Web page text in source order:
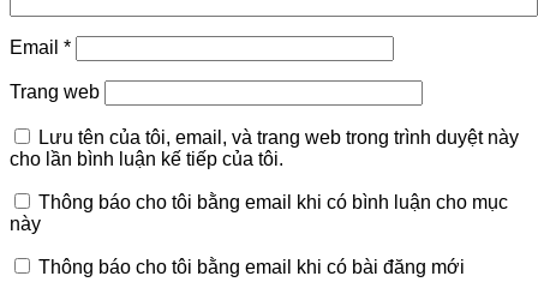
Email *
Trang web
Lưu tên của tôi, email, và trang web trong trình duyệt này
cho lần bình luận kế tiếp của tôi.
Thông báo cho tôi bằng email khi có bình luận cho mục
này
Thông báo cho tôi bằng email khi có bài đăng mới